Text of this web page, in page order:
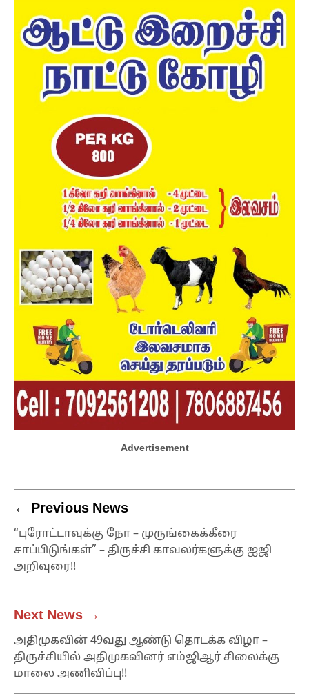
Advertisement
← Previous News
“புரோட்டாவுக்கு நோ – முருங்கைக்கீரை
சாப்பிடுங்கள்” – திருச்சி காவலர்களுக்கு ஐஜி
அறிவுரை!!
Next News →
அதிமுகவின் 49வது ஆண்டு தொடக்க விழா –
திருச்சியில் அதிமுகவினர் எம்ஜிஆர் சிலைக்கு
மாலை அணிவிப்பு!!